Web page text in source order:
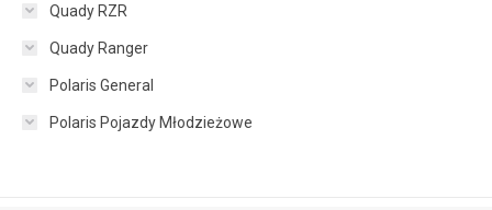
Quady RZR
Quady Ranger
Polaris General
Polaris Pojazdy Młodzieżowe